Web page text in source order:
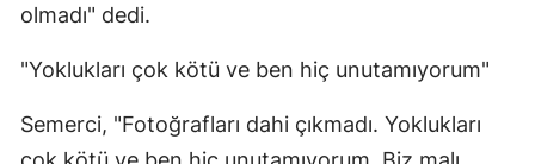
olmadı" dedi.
"Yoklukları çok kötü ve ben hiç unutamıyorum"
Semerci, "Fotoğrafları dahi çıkmadı. Yoklukları